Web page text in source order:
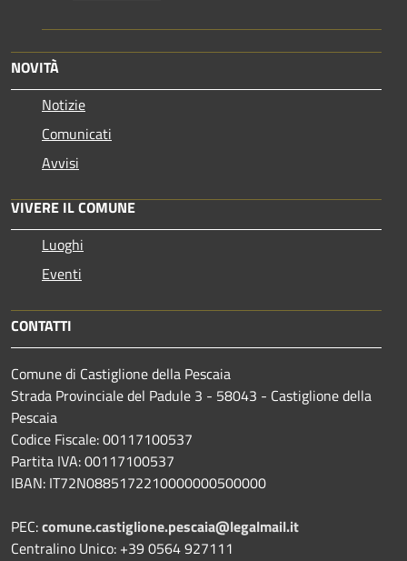
NOVITÀ
Notizie
Comunicati
Avvisi
VIVERE IL COMUNE
Luoghi
Eventi
CONTATTI
Comune di Castiglione della Pescaia
Strada Provinciale del Padule 3 - 58043 - Castiglione della
Pescaia
Codice Fiscale: 00117100537
Partita IVA: 00117100537
IBAN: IT72N0885172210000000500000
PEC:comune.castiglione.pescaia@legalmail.it
Centralino Unico: +39 0564 927111